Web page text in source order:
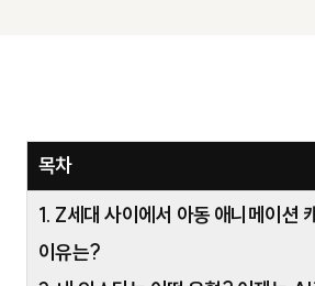
목차
1. Z세대 사이에서 아동 애니메이션
이유는?